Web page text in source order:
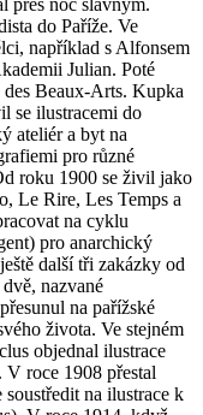
do Paříže. Ve
například s Alfonsem
Julian. Poté
des Beaux-Arts. Kupka
se ilustracemi do
ateliér a byt na
pro různé
roku 1900 se živil jako
Le Rire, Les Temps a
na cyklu
pro anarchický
další tři zakázky od
nazvané
na pařížské
života. Ve stejném
objednal ilustrace
V roce 1908 přestal
na ilustrace k